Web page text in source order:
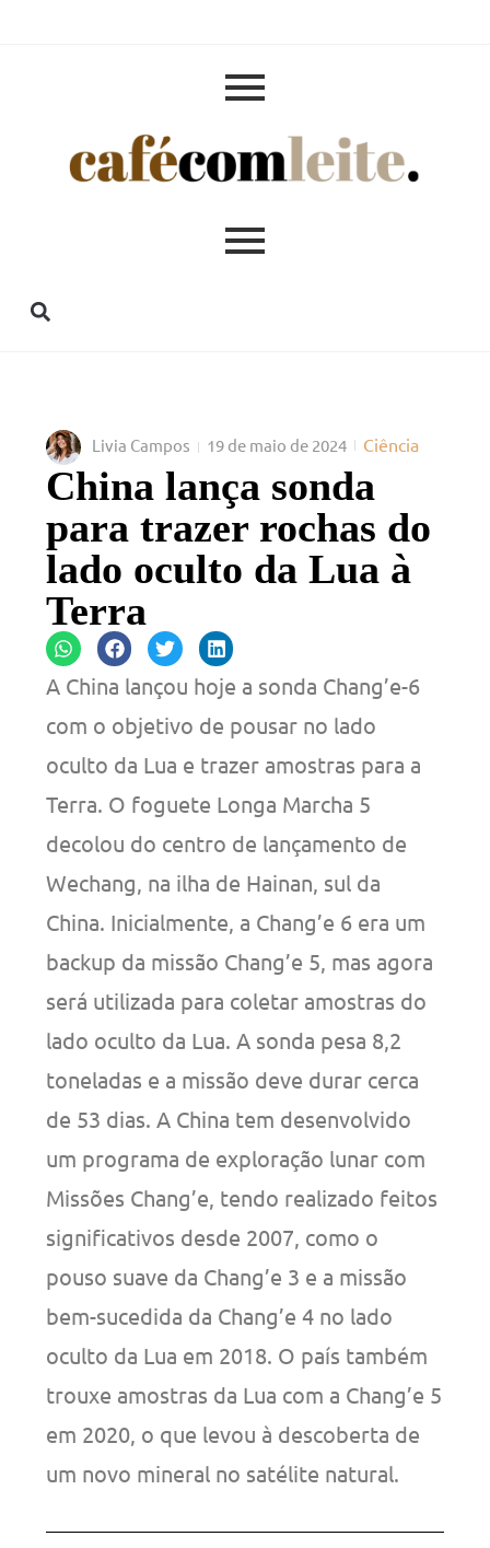
Livia Campos 19 de maio de 2024 Ciência
China lança sonda
para trazer rochas do
lado oculto da Lua à
Terra
A China lançou hoje a sonda Chang’e-6
com o objetivo de pousar no lado
oculto da Lua e trazer amostras para a
Terra. O foguete Longa Marcha 5
decolou do centro de lançamento de
Wechang, na ilha de Hainan, sul da
China. Inicialmente, a Chang’e 6 era um
backup da missão Chang’e 5, mas agora
será utilizada para coletar amostras do
lado oculto da Lua. A sonda pesa 8,2
toneladas e a missão deve durar cerca
de 53 dias. A China tem desenvolvido
um programa de exploração lunar com
Missões Chang’e, tendo realizado feitos
significativos desde 2007, como o
pouso suave da Chang’e 3 e a missão
bem-sucedida da Chang’e 4 no lado
oculto da Lua em 2018. O país também
trouxe amostras da Lua com a Chang’e 5
em 2020, o que levou à descoberta de
um novo mineral no satélite natural.